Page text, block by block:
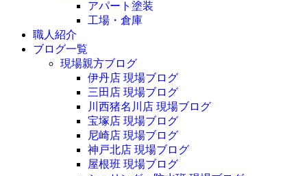
アパート塗装
工場・倉庫
職人紹介
ブログ一覧
現場親方ブログ
伊丹店 現場ブログ
三田店 現場ブログ
川西猪名川店 現場ブログ
宝塚店 現場ブログ
尼崎店 現場ブログ
神戸北店 現場ブログ
屋根班 現場ブログ